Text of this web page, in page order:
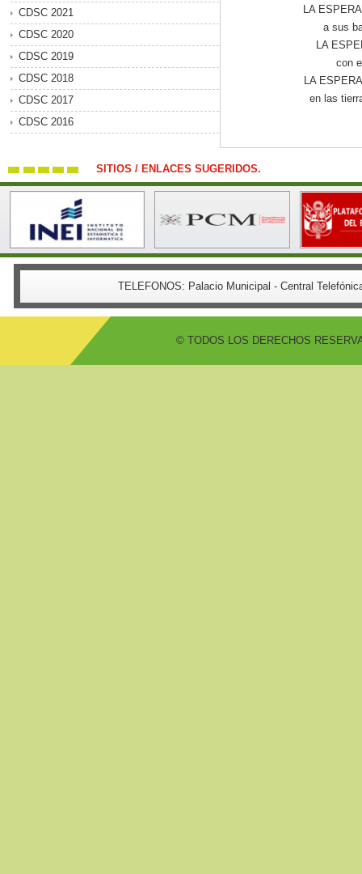
CDSC 2021
CDSC 2020
CDSC 2019
CDSC 2018
CDSC 2017
CDSC 2016
LA
a sus
LA
con
LA
en las
SITIOS / ENLACES SUGERIDOS.
TELEFONOS: Palacio Municipal - Central
© TODOS LOS DERECHOS